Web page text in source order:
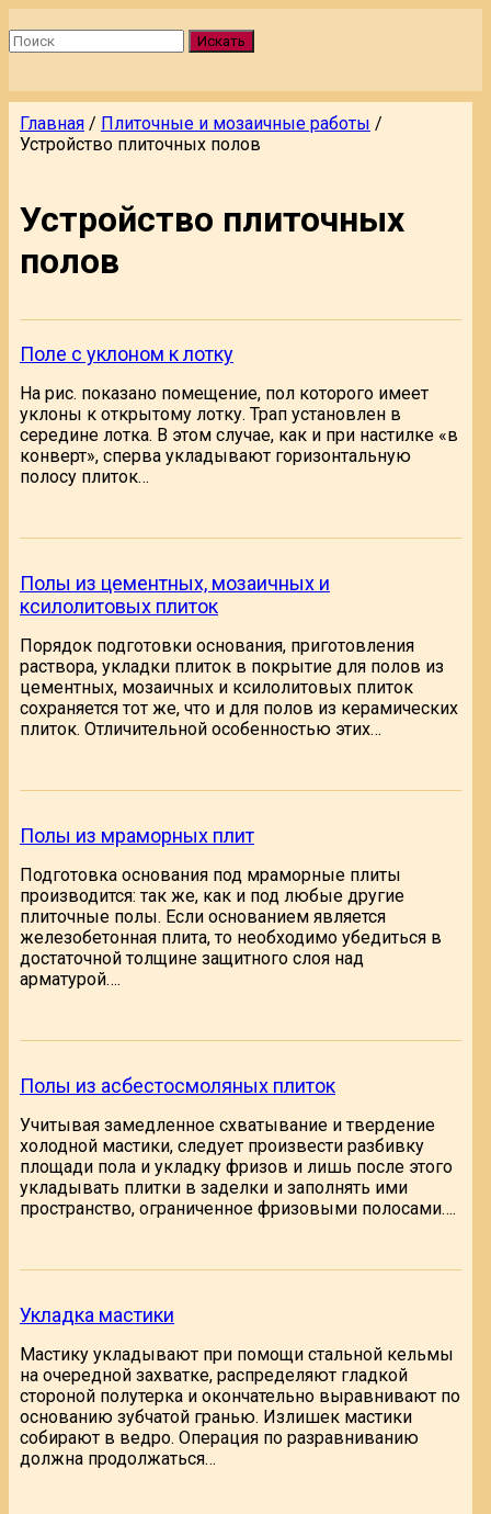
Искать
Главная / Плиточные и мозаичные работы /
Устройство плиточных полов
Устройство плиточных
полов
Поле с уклоном к лотку
На рис. показано помещение, пол которого имеет
уклоны к открытому лотку. Трап установлен в
середине лотка. В этом случае, как и при настилке «в
конверт», сперва укладывают горизонтальную
полосу плиток…
Полы из цементных, мозаичных и
ксилолитовых плиток
Порядок подготовки основания, приготовления
раствора, укладки плиток в покрытие для полов из
цементных, мозаичных и ксилолитовых плиток
сохраняется тот же, что и для полов из керамических
плиток. Отличительной особенностью этих…
Полы из мраморных плит
Подготовка основания под мраморные плиты
производится: так же, как и под любые другие
плиточные полы. Если основанием является
железобетонная плита, то необходимо убедиться в
достаточной толщине защитного слоя над
арматурой….
Полы из асбестосмоляных плиток
Учитывая замедленное схватывание и твердение
холодной мастики, следует произвести разбивку
площади пола и укладку фризов и лишь после этого
укладывать плитки в заделки и заполнять ими
пространство, ограниченное фризовыми полосами….
Укладка мастики
Мастику укладывают при помощи стальной кельмы
на очередной захватке, распределяют гладкой
стороной полутерка и окончательно выравнивают по
основанию зубчатой гранью. Излишек мастики
собирают в ведро. Операция по разравниванию
должна продолжаться…